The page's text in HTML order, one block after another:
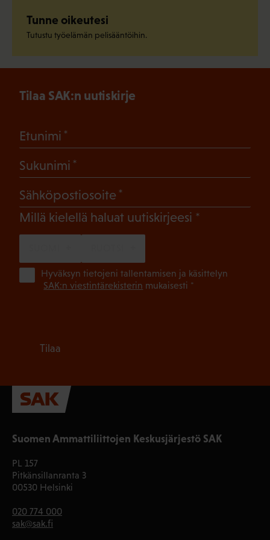
Tunne oikeutesi
Tutustu työelämän pelisääntöihin.
Suomen Ammattiliittojen Keskusjärjestö SAK
PL 157
Pitkänsillanranta 3
00530 Helsinki
020 774 000
sak@sak.fi
Tilaa SAK:n uutiskirje
Etunimi
Sukunimi
Sähköpostiosoite
Millä kielellä haluat uutiskirjeesi (Pakollinen)
Hyväksyn tietojeni tallentamisen ja käsittelyn
SAK:n viestintärekisterin mukaisesti *
Tilaa